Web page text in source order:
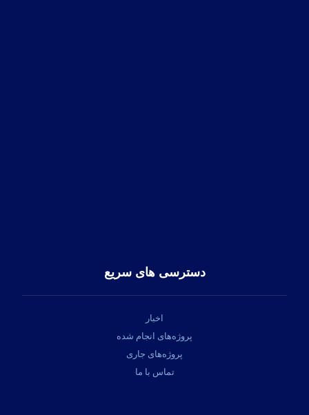
دسترسی های سریع
اخبار
پروژه‌های انجام شده
پروژه‌های جاری
تماس با ما